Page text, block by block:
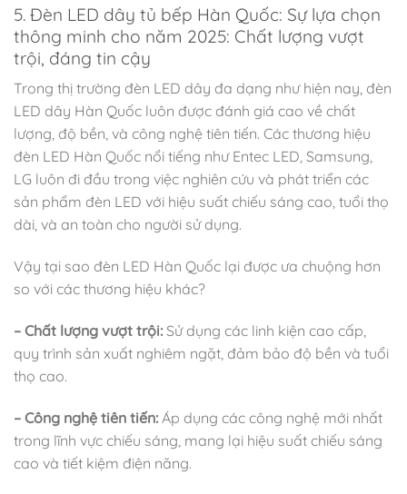
5. Đèn LED dây tủ bếp Hàn Quốc: Sự lựa chọn
thông minh cho năm 2025: Chất lượng vượt
trội, đáng tin cậy
Trong thị trường đèn LED dây đa dạng như hiện nay, đèn
LED dây Hàn Quốc luôn được đánh giá cao về chất
lượng, độ bền, và công nghệ tiên tiến. Các thương hiệu
đèn LED Hàn Quốc nổi tiếng như Entec LED, Samsung,
LG luôn đi đầu trong việc nghiên cứu và phát triển các
sản phẩm đèn LED với hiệu suất chiếu sáng cao, tuổi thọ
dài, và an toàn cho người sử dụng.
Vậy tại sao đèn LED Hàn Quốc lại được ưa chuộng hơn
so với các thương hiệu khác?
– Chất lượng vượt trội: Sử dụng các linh kiện cao cấp,
quy trình sản xuất nghiêm ngặt, đảm bảo độ bền và tuổi
thọ cao.
– Công nghệ tiên tiến: Áp dụng các công nghệ mới nhất
trong lĩnh vực chiếu sáng, mang lại hiệu suất chiếu sáng
cao và tiết kiệm điện năng.